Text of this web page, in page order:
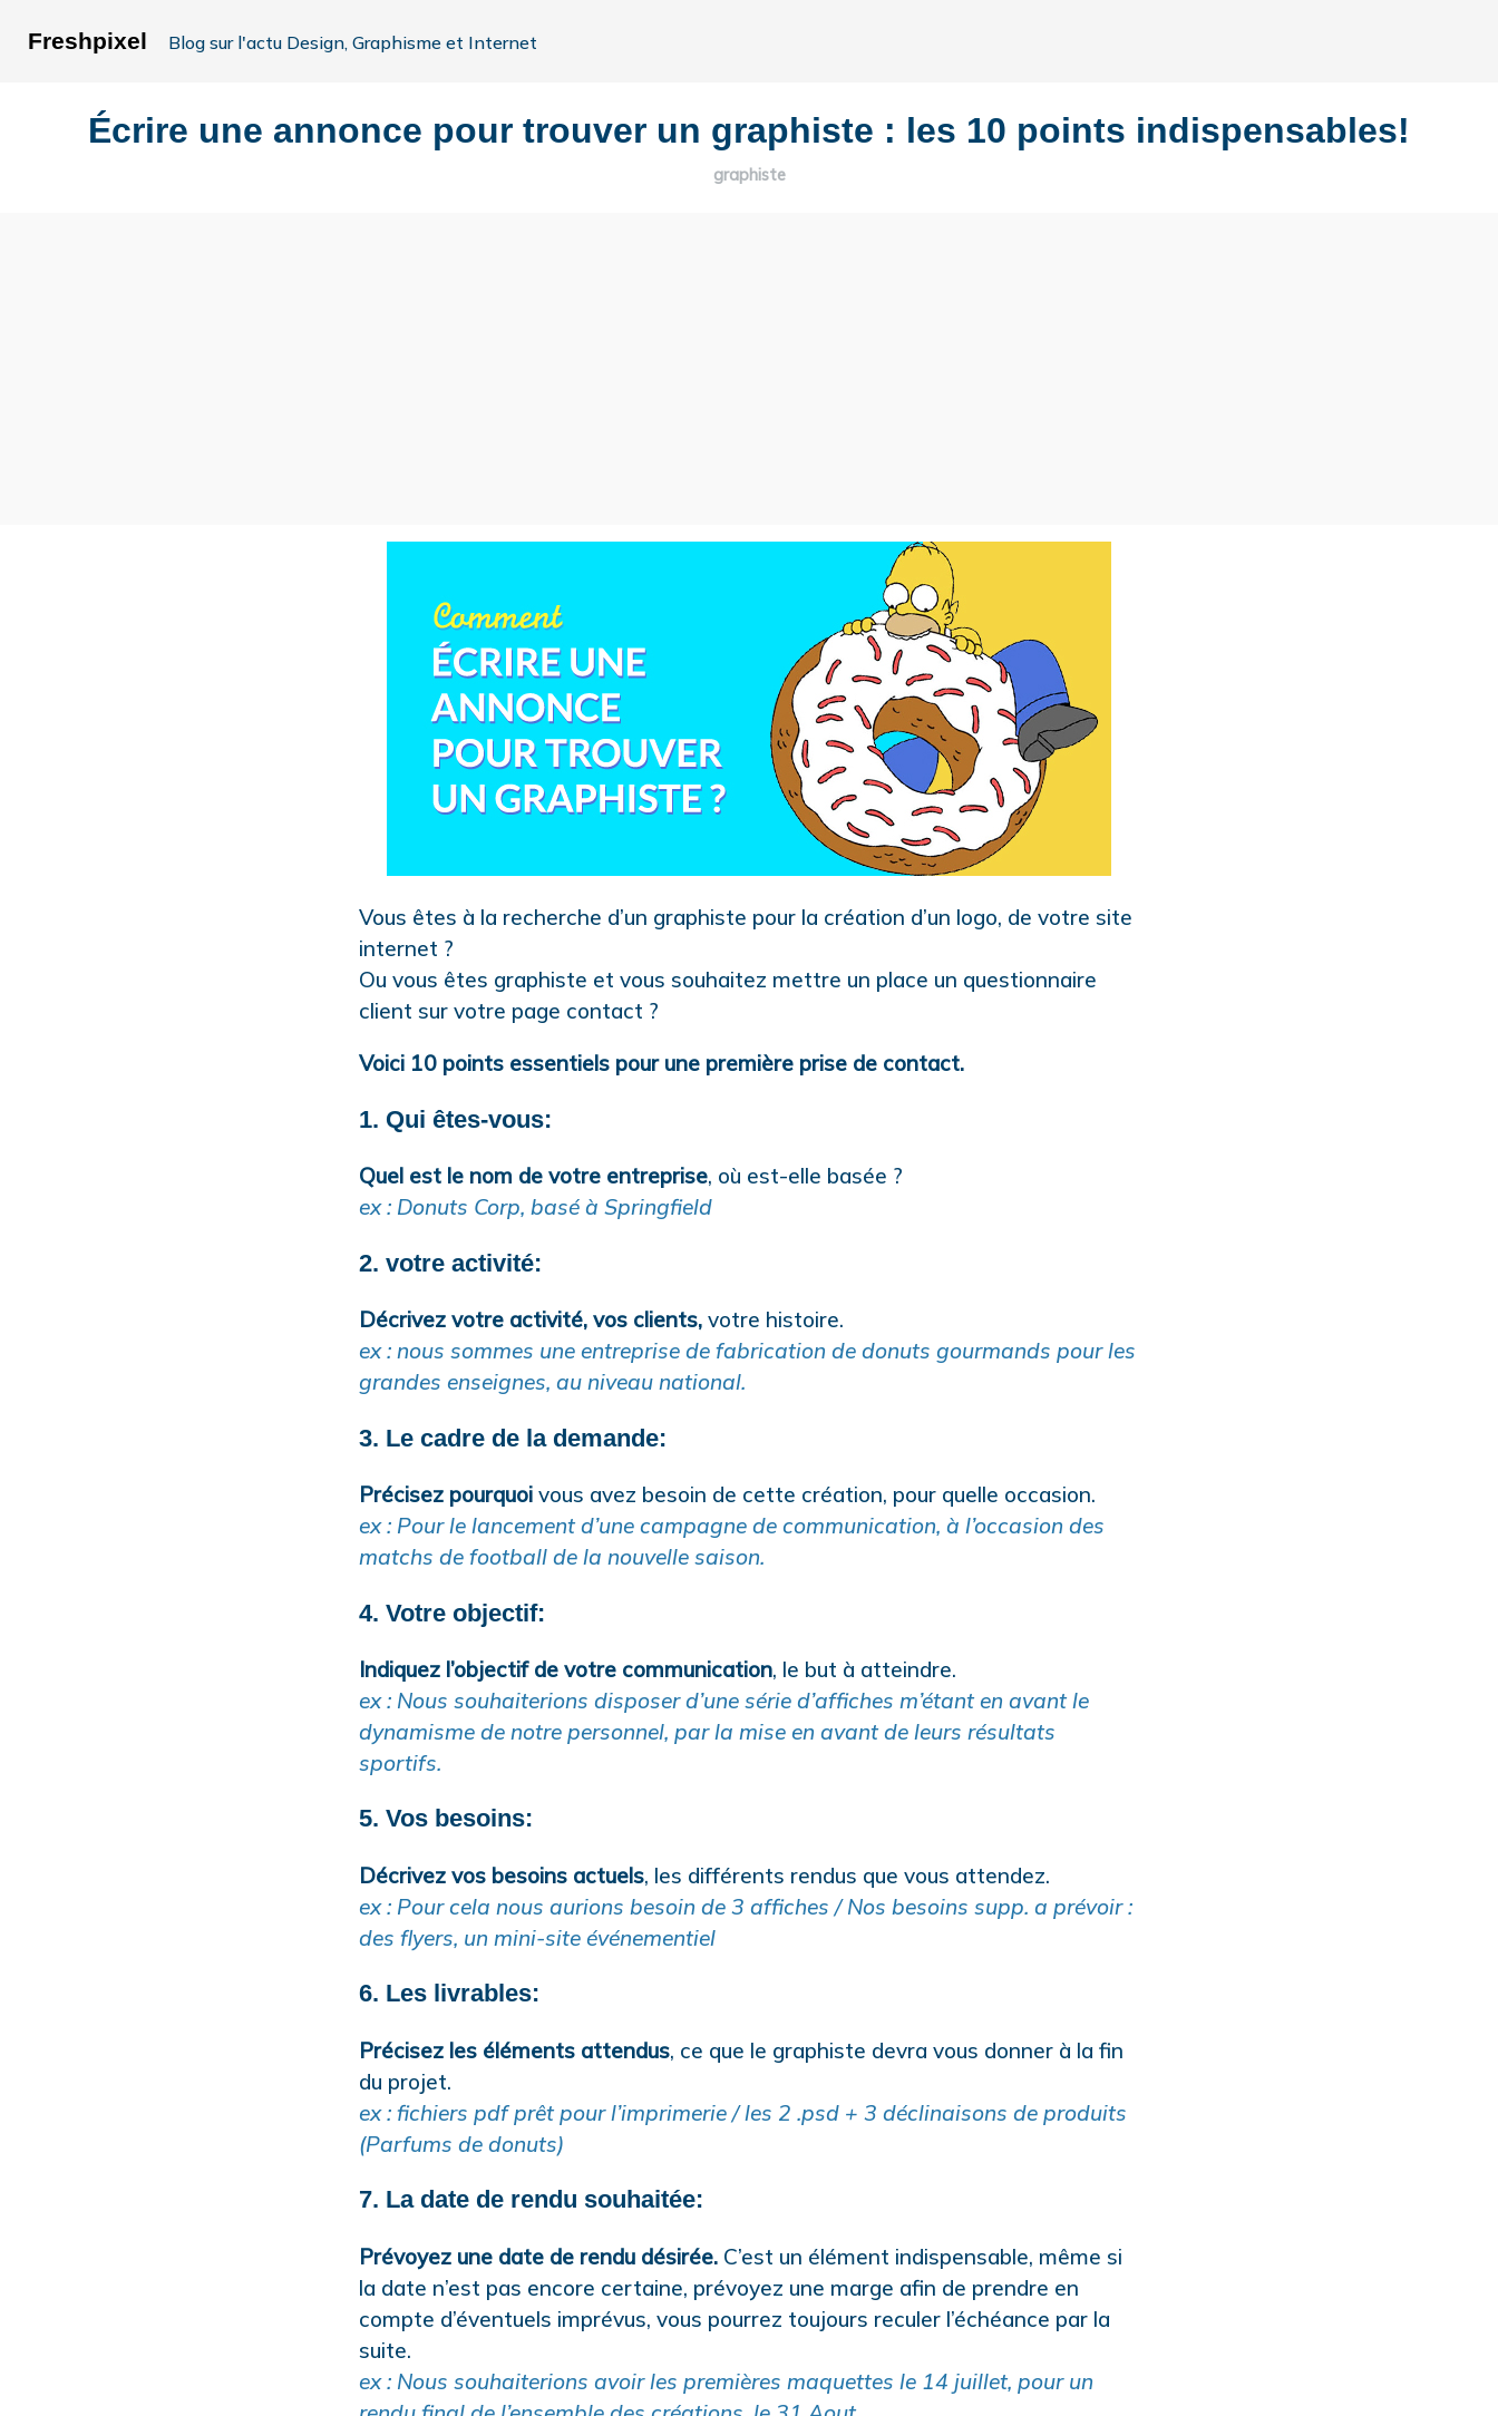
Freshpixel Blog sur l'actu Design, Graphisme et Internet
Écrire une annonce pour trouver un graphiste : les 10 points indispensables!
graphiste
Vous êtes à la recherche d’un graphiste pour la création d’un logo, de votre site
internet ?
Ou vous êtes graphiste et vous souhaitez mettre un place un questionnaire
client sur votre page contact ?
Voici 10 points essentiels pour une première prise de contact.
1. Qui êtes-vous:
Quel est le nom de votre entreprise, où est-elle basée ?
ex : Donuts Corp, basé à Springfield
2. votre activité:
Décrivez votre activité, vos clients, votre histoire.
ex : nous sommes une entreprise de fabrication de donuts gourmands pour les
grandes enseignes, au niveau national.
3. Le cadre de la demande:
Précisez pourquoi vous avez besoin de cette création, pour quelle occasion.
ex : Pour le lancement d’une campagne de communication, à l’occasion des
matchs de football de la nouvelle saison.
4. Votre objectif:
Indiquez l’objectif de votre communication, le but à atteindre.
ex : Nous souhaiterions disposer d’une série d’affiches m’étant en avant le
dynamisme de notre personnel, par la mise en avant de leurs résultats
sportifs.
5. Vos besoins:
Décrivez vos besoins actuels, les différents rendus que vous attendez.
ex : Pour cela nous aurions besoin de 3 affiches / Nos besoins supp. a prévoir :
des flyers, un mini-site événementiel
6. Les livrables:
Précisez les éléments attendus, ce que le graphiste devra vous donner à la fin
du projet.
ex : fichiers pdf prêt pour l’imprimerie / les 2 .psd + 3 déclinaisons de produits
(Parfums de donuts)
7. La date de rendu souhaitée:
Prévoyez une date de rendu désirée. C’est un élément indispensable, même si
la date n’est pas encore certaine, prévoyez une marge afin de prendre en
compte d’éventuels imprévus, vous pourrez toujours reculer l’échéance par la
suite.
ex : Nous souhaiterions avoir les premières maquettes le 14 juillet, pour un